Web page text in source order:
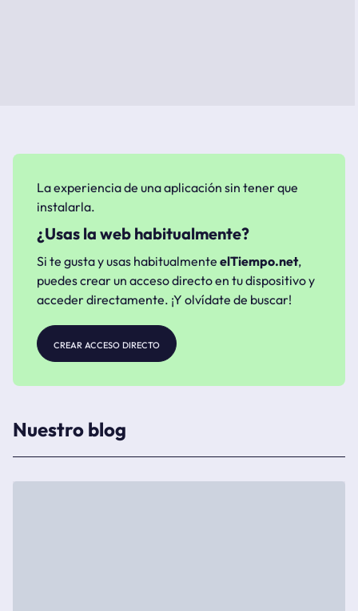
La experiencia de una aplicación sin tener que
instalarla.
¿Usas la web habitualmente?
Si te gusta y usas habitualmente elTiempo.net,
puedes crear un acceso directo en tu dispositivo y
acceder directamente. ¡Y olvídate de buscar!
crear acceso directo
Nuestro blog